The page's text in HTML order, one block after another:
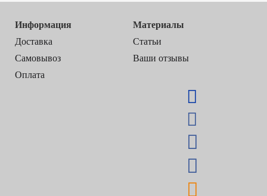
Информация
Доставка
Самовывоз
Оплата
Материалы
Статьи
Ваши отзывы